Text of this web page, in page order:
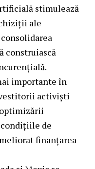
stimulează
ale
construiască
importante în
activiști
de
finanțarea